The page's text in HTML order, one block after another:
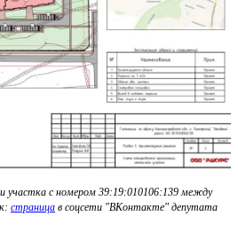
участка с номером 39:19:010106:139 между
страница в соцсети "ВКонтакте" депутата